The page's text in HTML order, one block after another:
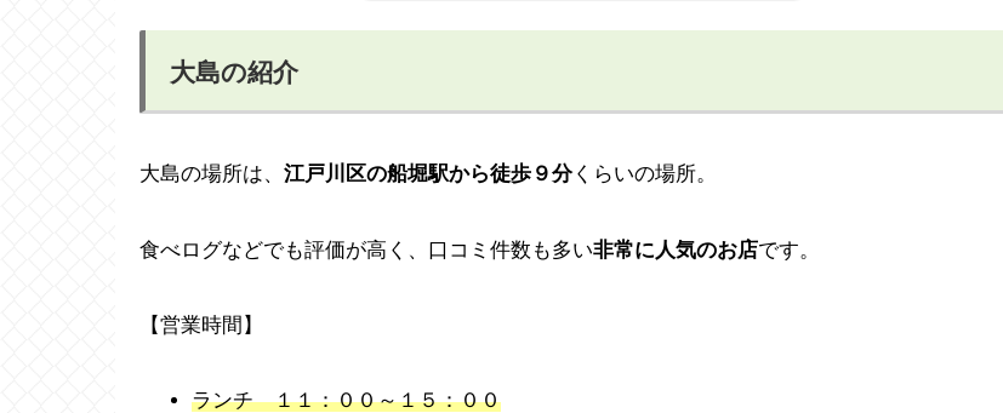
大島の紹介
大島の場所は、 江戸川区の船堀駅から徒歩９分くらいの場所。
食べログなどでも評価が高く、口コミ件数も多い非常に人気のお店です。
【営業時間】
ランチ １１：００～１５：００